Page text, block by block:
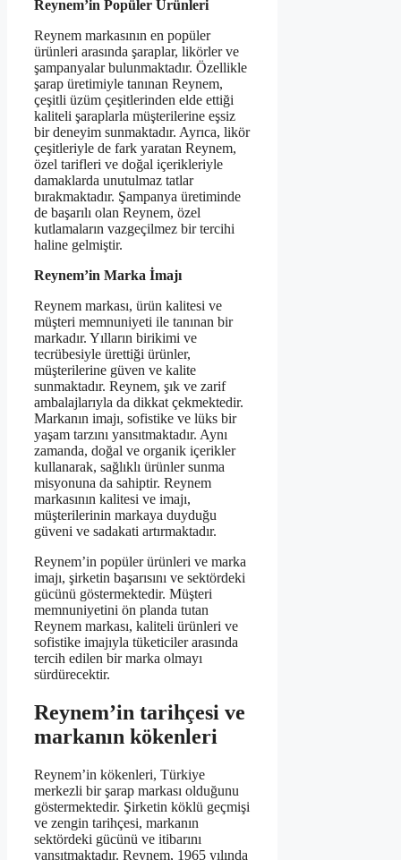
Reynem’in Popüler Ürünleri
Reynem markasının en popüler
ürünleri arasında şaraplar, likörler ve
şampanyalar bulunmaktadır. Özellikle
şarap üretimiyle tanınan Reynem,
çeşitli üzüm çeşitlerinden elde ettiği
kaliteli şaraplarla müşterilerine eşsiz
bir deneyim sunmaktadır. Ayrıca, likör
çeşitleriyle de fark yaratan Reynem,
özel tarifleri ve doğal içerikleriyle
damaklarda unutulmaz tatlar
bırakmaktadır. Şampanya üretiminde
de başarılı olan Reynem, özel
kutlamaların vazgeçilmez bir tercihi
haline gelmiştir.
Reynem’in Marka İmajı
Reynem markası, ürün kalitesi ve
müşteri memnuniyeti ile tanınan bir
markadır. Yılların birikimi ve
tecrübesiyle ürettiği ürünler,
müşterilerine güven ve kalite
sunmaktadır. Reynem, şık ve zarif
ambalajlarıyla da dikkat çekmektedir.
Markanın imajı, sofistike ve lüks bir
yaşam tarzını yansıtmaktadır. Aynı
zamanda, doğal ve organik içerikler
kullanarak, sağlıklı ürünler sunma
misyonuna da sahiptir. Reynem
markasının kalitesi ve imajı,
müşterilerinin markaya duyduğu
güveni ve sadakati artırmaktadır.
Reynem’in popüler ürünleri ve marka
imajı, şirketin başarısını ve sektördeki
gücünü göstermektedir. Müşteri
memnuniyetini ön planda tutan
Reynem markası, kaliteli ürünleri ve
sofistike imajıyla tüketiciler arasında
tercih edilen bir marka olmayı
sürdürecektir.
Reynem’in tarihçesi ve
markanın kökenleri
Reynem’in kökenleri, Türkiye
merkezli bir şarap markası olduğunu
göstermektedir. Şirketin köklü geçmişi
ve zengin tarihçesi, markanın
sektördeki gücünü ve itibarını
yansıtmaktadır. Reynem, 1965 yılında